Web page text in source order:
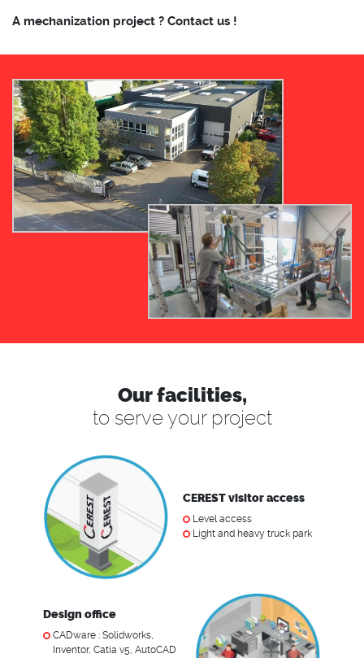
A mechanization project ? Contact us !
Our facilities,
to serve your project
CEREST visitor access
Level access
Light and heavy truck park
Design office
CADware : Solidworks,
Inventor, Catia v5, AutoCAD